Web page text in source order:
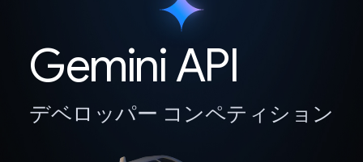
Gemini API
デベロッパー コンペティション